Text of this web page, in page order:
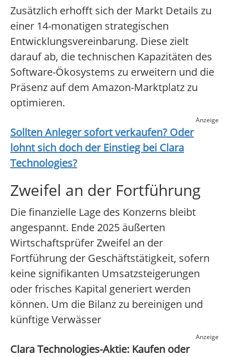
Zusätzlich erhofft sich der Markt Details zu
einer 14-monatigen strategischen
Entwicklungsvereinbarung. Diese zielt
darauf ab, die technischen Kapazitäten des
Software-Ökosystems zu erweitern und die
Präsenz auf dem Amazon-Marktplatz zu
optimieren.
Anzeige
Sollten Anleger sofort verkaufen? Oder
lohnt sich doch der Einstieg bei Clara
Technologies?
Zweifel an der Fortführung
Die finanzielle Lage des Konzerns bleibt
angespannt. Ende 2025 äußerten
Wirtschaftsprüfer Zweifel an der
Fortführung der Geschäftstätigkeit, sofern
keine signifikanten Umsatzsteigerungen
oder frisches Kapital generiert werden
können. Um die Bilanz zu bereinigen und
künftige Verwässer
Anzeige
Clara Technologies-Aktie: Kaufen oder